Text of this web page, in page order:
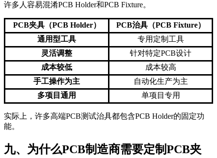
许多人容易混淆PCB Holder和PCB Fixture。
PCB夹具（PCB Holder）
PCB治具（PCB Fixture）
通用型工具
专用定制工具
灵活调整
针对特定PCB设计
成本较低
成本较高
手工操作为主
自动化生产为主
多项目通用
单项目专用
实际上，许多高端PCB测试治具都包含PCB Holder的固定功
能。
九、为什么PCB制造商需要定制PCB夹